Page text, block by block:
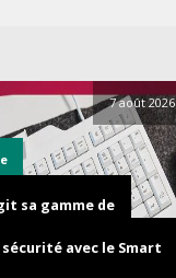
7 août 2026
sa gamme de
avec le Smart